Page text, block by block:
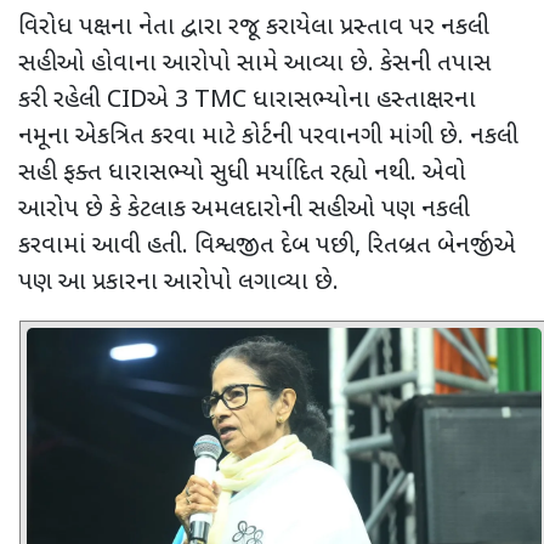
વિરોધ પક્ષના નેતા દ્વારા રજૂ કરાયેલા પ્રસ્તાવ પર નકલી
સહીઓ હોવાના આરોપો સામે આવ્યા છે. કેસની તપાસ
કરી રહેલી CIDએ 3 TMC ધારાસભ્યોના હસ્તાક્ષરના
નમૂના એકત્રિત કરવા માટે કોર્ટની પરવાનગી માંગી છે. નકલી
સહી ફક્ત ધારાસભ્યો સુધી મર્યાદિત રહ્યો નથી. એવો
આરોપ છે કે કેટલાક અમલદારોની સહીઓ પણ નકલી
કરવામાં આવી હતી. વિશ્વજીત દેબ પછી, રિતબ્રત બેનર્જીએ
પણ આ પ્રકારના આરોપો લગાવ્યા છે.